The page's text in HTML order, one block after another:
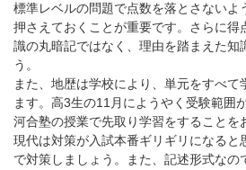
標準レベルの問題で点数を落とさないよ
押さえておくことが重要です。さらに得
識の丸暗記ではなく、理由を踏まえた知
う。
また、地歴は学校により、単元をすべて
ます。高3生の11月にようやく受験範囲
河合塾の授業で先取り学習をすることを
現代は対策が入試本番ギリギリになると
で対策しましょう。また、記述形式なの